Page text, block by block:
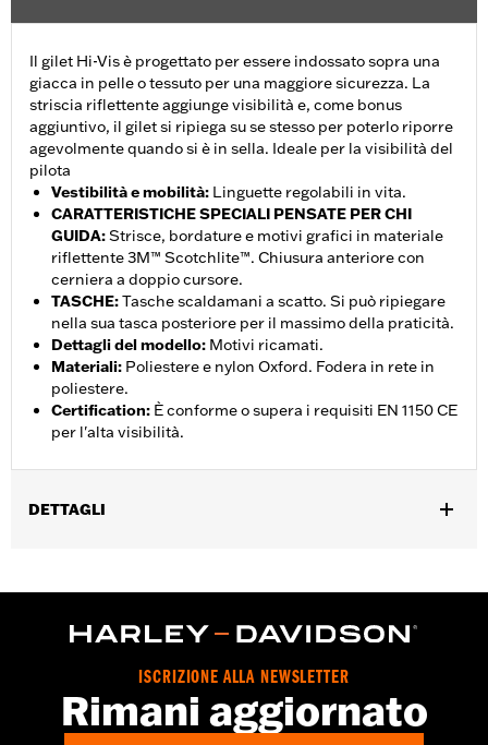
Il gilet Hi-Vis è progettato per essere indossato sopra una
giacca in pelle o tessuto per una maggiore sicurezza. La
striscia riflettente aggiunge visibilità e, come bonus
aggiuntivo, il gilet si ripiega su se stesso per poterlo riporre
agevolmente quando si è in sella. Ideale per la visibilità del
pilota
Vestibilità e mobilità: Linguette regolabili in vita.
CARATTERISTICHE SPECIALI PENSATE PER CHI
GUIDA:Strisce, bordature e motivi grafici in materiale
riflettente 3M™ Scotchlite™. Chiusura anteriore con
cerniera a doppio cursore.
TASCHE:Tasche scaldamani a scatto. Si può ripiegare
nella sua tasca posteriore per il massimo della praticità.
Dettagli del modello: Motivi ricamati.
Materiali: Poliestere e nylon Oxford. Fodera in rete in
poliestere.
Certification: È conforme o supera i requisiti EN 1150 CE
per l'alta visibilità.
DETTAGLI
Caratteristiche funzionali:Vita regolabile,Tasche,Riflettente,
2 year limited warranty – Go towww.h-
d.com/warranty
for full details
Origine:Imported
ISCRIZIONE ALLA NEWSLETTER
Rimani aggiornato